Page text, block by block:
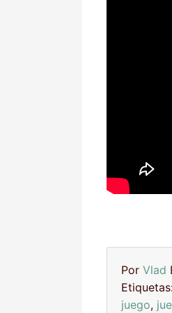
Por Vlad
juego,